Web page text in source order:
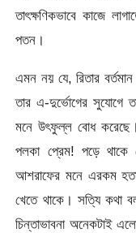
তাৎক্ষণিকভাবে কাজে
পতন।
এমন নয় যে, রিতার
তার এ-দুর্ভোগের সুযোগে
মনে উৎফুল্ল বোধ করেছে।
পলকা প্রেম! পড়ে থাকে
আশরাফের মনে এরকম
খেতে থাকে। সত্যি কথা
চিন্তাভাবনা অনেকটাই